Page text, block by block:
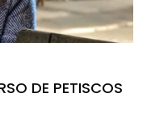
DE PETISCOS